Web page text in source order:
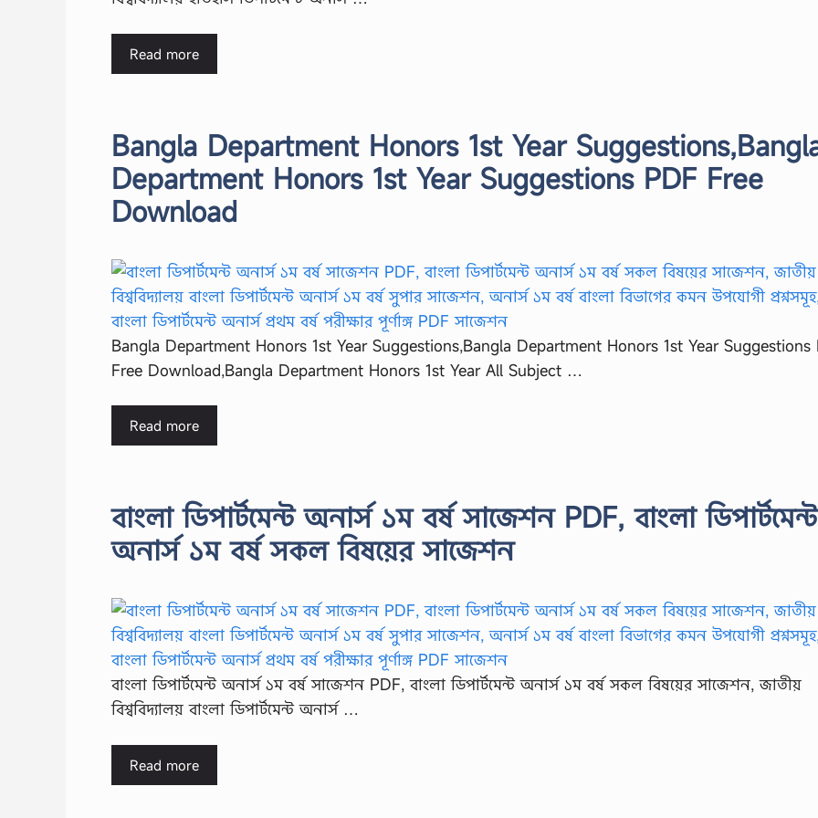
Read more
Bangla Department Honors 1st Year
Department Honors 1st Year Suggestions PDF Free
Download
Bangla Department Honors 1st Year Suggestions,Bangla Department Honors 1st Year Suggestions
Free Download,Bangla Department Honors 1st Year All Subject …
Read more
বাংলা ডিপার্টমেন্ট অনার্স ১ম বর্ষ সাজেশন PDF, বাংলা ডিপার্টমেন্ট
অনার্স ১ম বর্ষ সকল বিষয়ের সাজেশন
বাংলা ডিপার্টমেন্ট অনার্স ১ম বর্ষ সাজেশন PDF, বাংলা ডিপার্টমেন্ট অনার্স ১ম বর্ষ সকল বিষয়ের সাজেশন, জাতীয়
বিশ্ববিদ্যালয় বাংলা ডিপার্টমেন্ট অনার্স …
Read more